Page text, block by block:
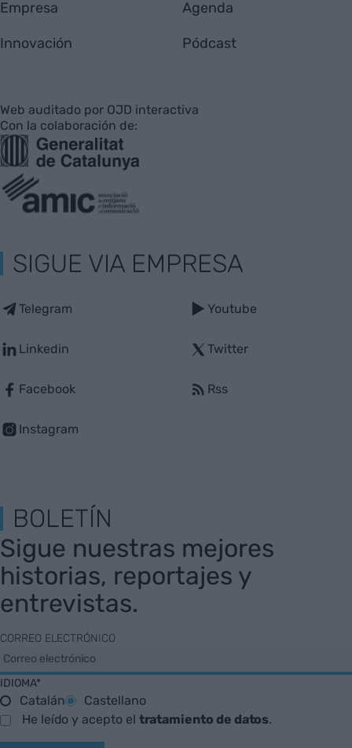
Empresa
Innovación
Agenda
Pódcast
Web auditado por OJD interactiva
Con la colaboración de:
SIGUE VIA EMPRESA
Telegram
Linkedin
Facebook
Instagram
Youtube
Twitter
Rss
BOLETÍN
Sigue nuestras mejores
historias, reportajes y
entrevistas.
CORREO ELECTRÓNICO
IDIOMA*
Catalán
Castellano
He leído y acepto el tratamiento de datos.